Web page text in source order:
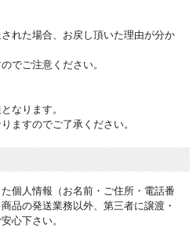
れた場合、お戻し頂いた理由が分か
でご注意ください。
なります。
ますのでご了承ください。
個人情報（お名前・ご住所・電話番
品の発送業務以外、第三者に譲渡・
心下さい。